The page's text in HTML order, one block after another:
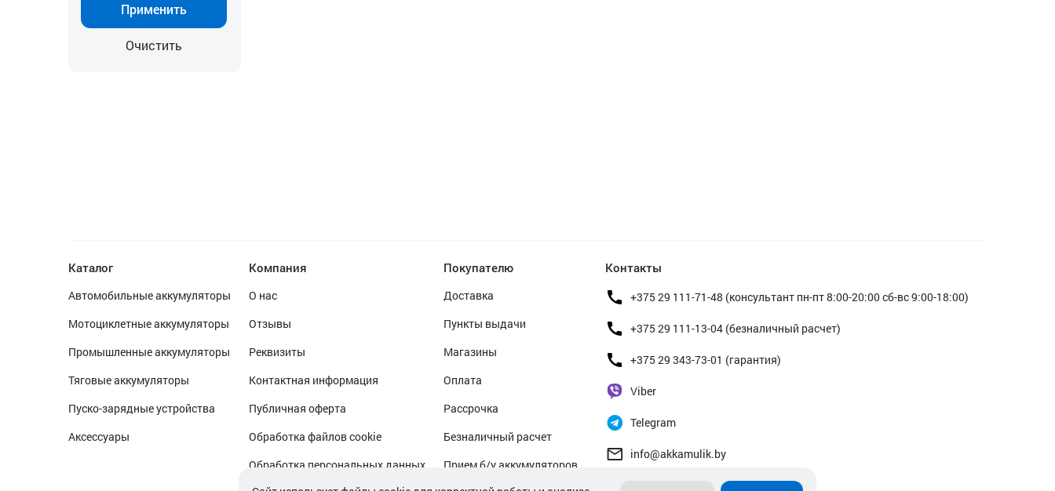
Применить
Очистить
Каталог
Автомобильные аккумуляторы
Мотоциклетные аккумуляторы
Промышленные аккумуляторы
Тяговые аккумуляторы
Пуско-зарядные устройства
Аксессуары
Компания
О нас
Отзывы
Реквизиты
Контактная информация
Публичная оферта
Обработка файлов cookie
Обработка персональных данных
Покупателю
Доставка
Пункты выдачи
Магазины
Оплата
Рассрочка
Безналичный расчет
Прием б/у аккумуляторов
Контакты
+375 29 111-71-48 (консультант пн-пт 8:00-20:00 сб-вс 9:00-18:00)
+375 29 111-13-04 (безналичный расчет)
+375 29 343-73-01 (гарантия)
Viber
Telegram
info@akkamulik.by